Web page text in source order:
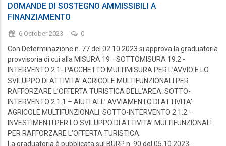
DOMANDE DI SOSTEGNO AMMISSIBILI A
FINANZIAMENTO
6 October 2023 - 0
Con Determinazione n. 77 del 02.10.2023 si approva la graduatoria
provvisoria di cui alla MISURA 19 –SOTTOMISURA 19.2 -
INTERVENTO 2.1- PACCHETTO MULTIMISURA PER L’AVVIO E LO
SVILUPPO DI ATTIVITA’ AGRICOLE MULTIFUNZIONALI PER
RAFFORZARE L’OFFERTA TURISTICA DELL’AREA. SOTTO-
INTERVENTO 2.1.1 – AIUTI ALL’ AVVIAMENTO DI ATTIVITA’
AGRICOLE MULTIFUNZIONALI. SOTTO-INTERVENTO 2.1.2 –
INVESTIMENTI PER LO SVILUPPO DI ATTIVITA’ MULTIFUNZIONALI
PER RAFFORZARE L’OFFERTA TURISTICA.
La graduatoria è pubblicata sul BURP n. 90 del 05.10.2023.